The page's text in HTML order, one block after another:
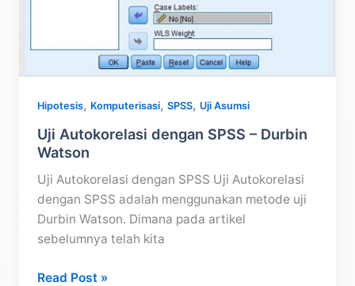
Hipotesis, Komputerisasi,SPSS, Uji Asumsi
Uji Autokorelasi dengan SPSS – Durbin
Watson
Uji Autokorelasi dengan SPSS Uji Autokorelasi
dengan SPSS adalah menggunakan metode uji
Durbin Watson. Dimana pada artikel
sebelumnya telah kita
Uji
Read Post »